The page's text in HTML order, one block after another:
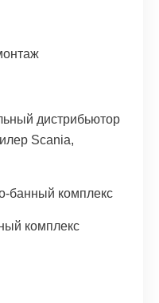
дистрибьютор
Scania,
банный комплекс
комплекс